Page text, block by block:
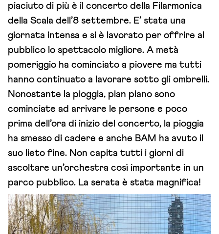
piaciuto di più è il concerto della Filarmonica
della Scala dell’8 settembre. E’ stata una
giornata intensa e si è lavorato per offrire al
pubblico lo spettacolo migliore. A metà
pomeriggio ha cominciato a piovere ma tutti
hanno continuato a lavorare sotto gli ombrelli.
Nonostante la pioggia, pian piano sono
cominciate ad arrivare le persone e poco
prima dell’ora di inizio del concerto, la pioggia
ha smesso di cadere e anche BAM ha avuto il
suo lieto fine. Non capita tutti i giorni di
ascoltare un’orchestra così importante in un
parco pubblico. La serata è stata magnifica!